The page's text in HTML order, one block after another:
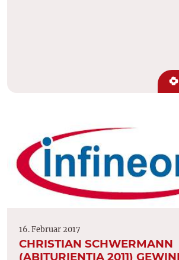
16. Februar 2017
CHRISTIAN SCHWERMANN
(ABITURIENTIA 2011)